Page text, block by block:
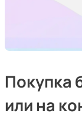
Покупка
или на